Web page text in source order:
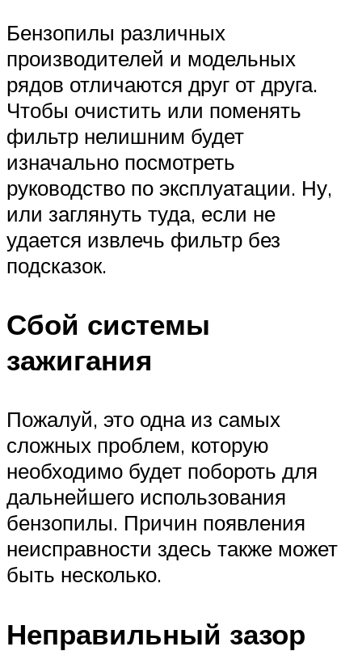
Бензопилы различных
производителей и модельных
рядов отличаются друг от друга.
Чтобы очистить или поменять
фильтр нелишним будет
изначально посмотреть
руководство по эксплуатации. Ну,
или заглянуть туда, если не
удается извлечь фильтр без
подсказок.
Сбой системы
зажигания
Пожалуй, это одна из самых
сложных проблем, которую
необходимо будет побороть для
дальнейшего использования
бензопилы. Причин появления
неисправности здесь также может
быть несколько.
Неправильный зазор